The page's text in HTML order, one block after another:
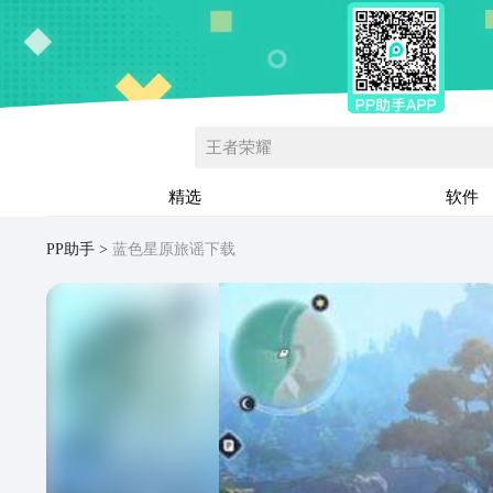
王者荣耀
精选 软件
PP助手 蓝色星原旅谣下载